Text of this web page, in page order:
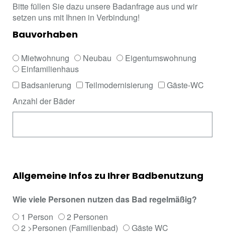
Bitte füllen Sie dazu unsere Badanfrage aus und wir
setzen uns mit Ihnen in Verbindung!
Bauvorhaben
Mietwohnung Neubau
Eigentumswohnung
Einfamilienhaus
Badsanierung
Teilmodernisierung
Gäste-WC
Anzahl der Bäder
Allgemeine Infos zu Ihrer Badbenutzung
Wie viele Personen nutzen das Bad regelmäßig?
1 Person
2 Personen
2 >Personen (Familienbad)
Gäste WC